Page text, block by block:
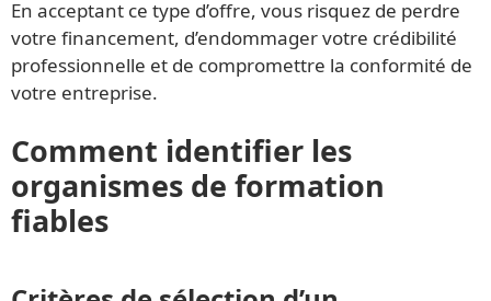
En acceptant ce type d’offre, vous risquez de perdre
votre financement, d’endommager votre crédibilité
professionnelle et de compromettre la conformité de
votre entreprise.
Comment identifier les
organismes de formation
fiables